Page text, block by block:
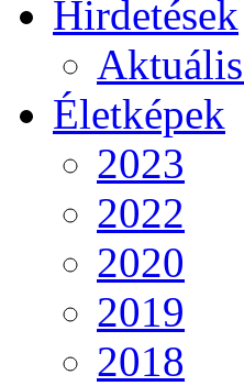
Hirdetések
Életképek
2023
2022
2020
2019
2018